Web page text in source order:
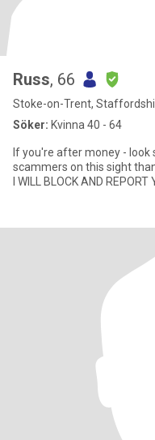
Russ, 66
Stoke-on-Trent,
Söker: Kvinna 40 - 64
If you're after money - look
scammers on this sight
I WILL BLOCK AND